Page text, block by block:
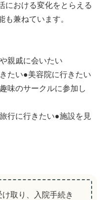
における変化をとらえる
も兼ねています。
親戚に会いたい
たい●美容院に行きたい
味のサークルに参加し
行に行きたい●施設を見
取り、入院手続き